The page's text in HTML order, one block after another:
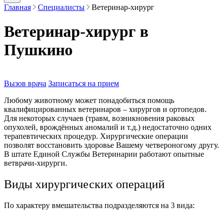
Главная Специалисты Ветеринар-хирург
Ветеринар-хирург в
Пушкино
Вызов врача Записаться на прием
Любому животному может понадобиться помощь
квалифицированных ветеринаров – хирургов и ортопедов.
Для некоторых случаев (травм, возникновения раковых
опухолей, врождённых аномалий и т.д.) недостаточно одних
терапевтических процедур. Хирургические операции
позволят восстановить здоровье Вашему четвероногому другу.
В штате Единой Службы Ветеринарии работают опытные
ветврачи-хирурги.
Виды хирургических операций
По характеру вмешательства подразделяются на 3 вида: